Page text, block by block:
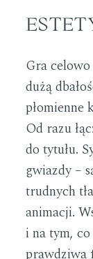
Gra
dużą
płomienne
Od razu
do tytułu.
gwiazdy –
trudnych
animacji.
i na tym,
prawdziwa